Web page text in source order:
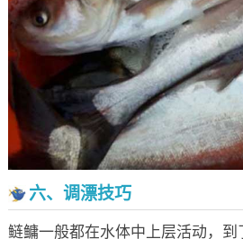
六、调漂技巧
鲢鳙一般都在水体中上层活动，